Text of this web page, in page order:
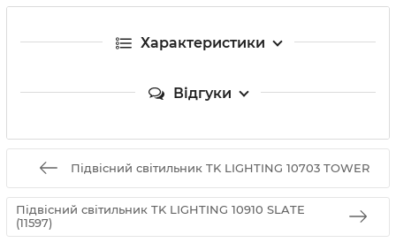
Характеристики
Відгуки
Підвісний світильник TK LIGHTING 10703 TOWER
Підвісний світильник TK LIGHTING 10910 SLATE
(11597)